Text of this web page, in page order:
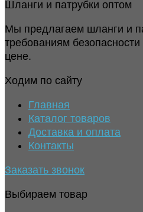
Шланги и патрубки оптом
Мы предлагаем шланги и
требованиям
цене.
Ходим по сайту
Главная
Каталог товаров
Доставка и оплата
Контакты
Заказать звонок
Выбираем товар